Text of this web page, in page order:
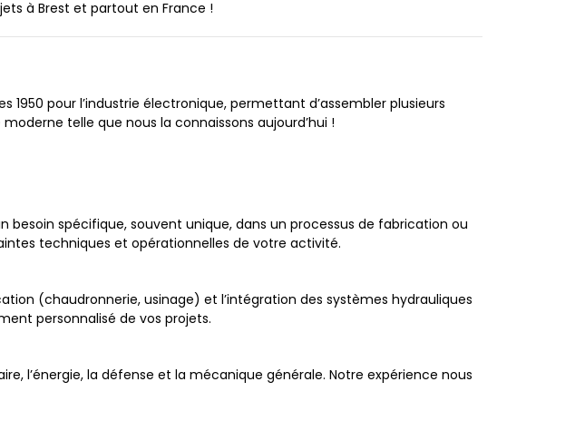
à Brest et partout en France !
pour l’industrie électronique, permettant d’assembler plusieurs
telle que nous la connaissons aujourd’hui !
spécifique, souvent unique, dans un processus de fabrication ou
techniques et opérationnelles de votre activité.
(chaudronnerie, usinage) et l’intégration des systèmes hydrauliques
personnalisé de vos projets.
l’énergie, la défense et la mécanique générale. Notre expérience nous